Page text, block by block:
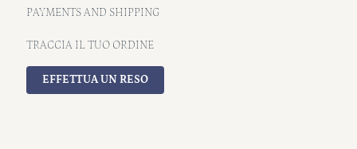
PAYMENTS AND SHIPPING
TRACCIA IL TUO ORDINE
EFFETTUA UN RESO